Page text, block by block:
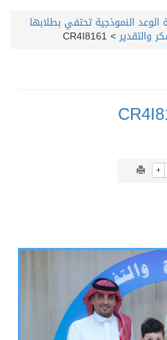
الوعد النموذجية تحتفي بطلابها
والتقدير>
CR4I8161
+